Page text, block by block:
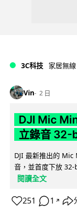
3C科技 家居無線
Vin 2 日
DJI Mic
立錄音 32-
DJI 最新推出的
音，並首度下放
閱讀全文
251 1 ↗